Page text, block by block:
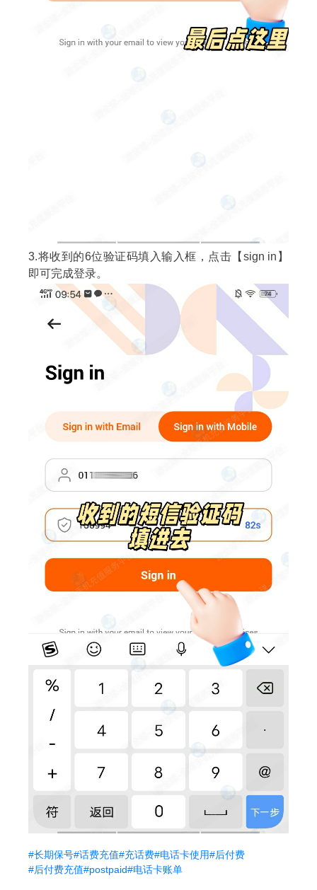
3.将收到的6位验证码填入输入框，点击【sign in】
即可完成登录。
#长期保号#话费充值#充话费#电话卡使用#后付费
#后付费充值#postpaid#电话卡账单